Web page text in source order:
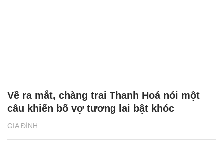
GIA ĐÌNH
Về ra mắt, chàng trai Thanh Hoá nói một
câu khiến bố vợ tương lai bật khóc